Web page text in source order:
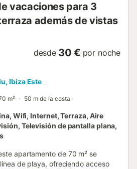
vacaciones para 3
además de vistas
desde 30 € por noche
Ibiza Este
m² 50 m de la costa
Wifi, Internet, Terraza, Aire
Televisión de pantalla plana,
apartamento de 70 m² se
de playa, ofreciendo acceso